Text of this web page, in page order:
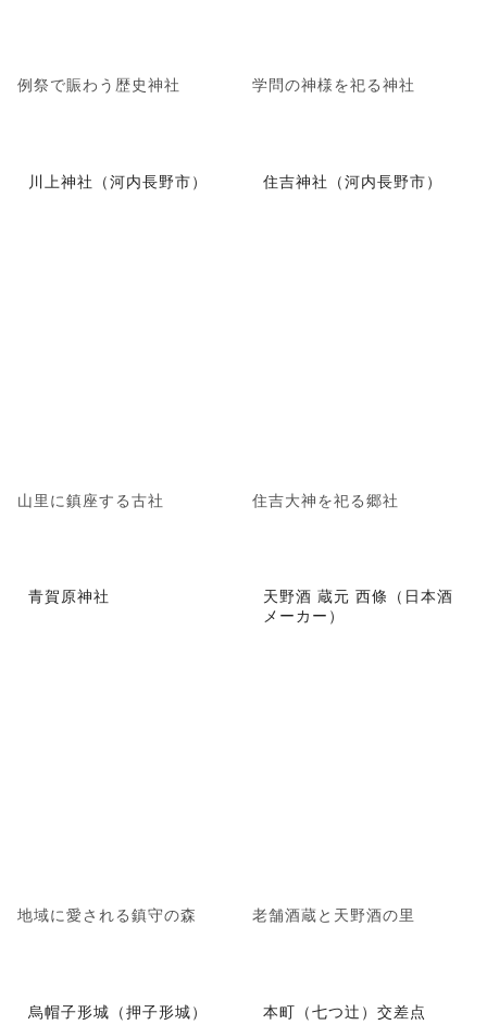
例祭で賑わう歴史神社 学問の神様を祀る神社
川上神社（河内長野市）
山里に鎮座する古社
住吉神社（河内長野市）
住吉大神を祀る郷社
青賀原神社
地域に愛される鎮守の森
天野酒 蔵元 西條（日本酒
メーカー）
老舗酒蔵と天野酒の里
烏帽子形城（押子形城） 本町（七つ辻）交差点